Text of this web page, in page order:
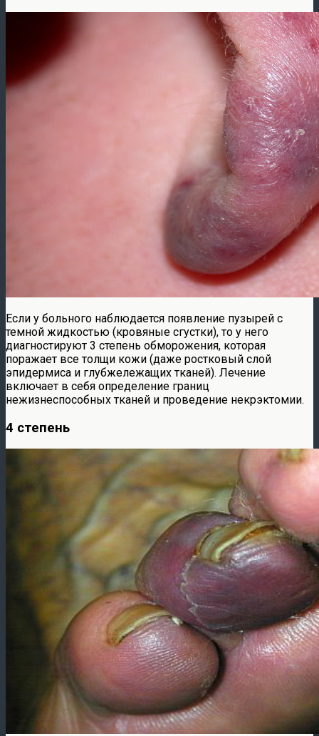
Если у больного наблюдается появление пузырей с
темной жидкостью (кровяные сгустки), то у него
диагностируют 3 степень обморожения, которая
поражает все толщи кожи (даже ростковый слой
эпидермиса и глубжележащих тканей). Лечение
включает в себя определение границ
нежизнеспособных тканей и проведение некрэктомии.
4 степень